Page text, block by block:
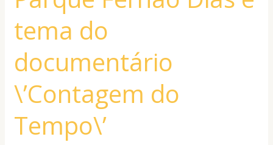
tema do
documentário
\’Contagem do
Tempo\’
é
tema
do
documentário
\’Contagem
do